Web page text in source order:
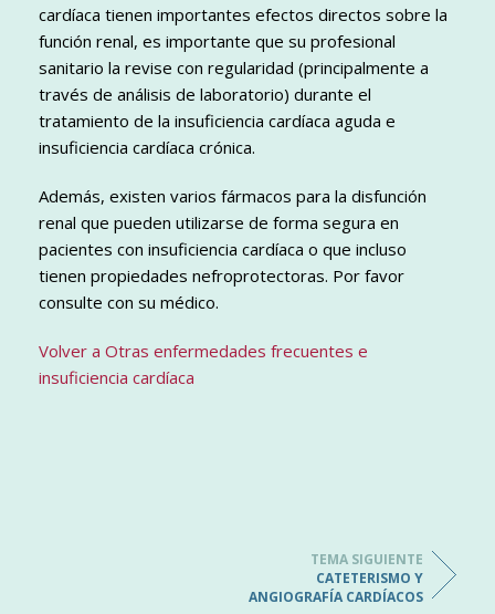
cardíaca tienen importantes efectos directos sobre la
función renal, es importante que su profesional
sanitario la revise con regularidad (principalmente a
través de análisis de laboratorio) durante el
tratamiento de la insuficiencia cardíaca aguda e
insuficiencia cardíaca crónica.
Además, existen varios fármacos para la disfunción
renal que pueden utilizarse de forma segura en
pacientes con insuficiencia cardíaca o que incluso
tienen propiedades nefroprotectoras. Por favor
consulte con su médico.
Volver a Otras enfermedades frecuentes e
insuficiencia cardíaca
TEMA SIGUIENTE
CATETERISMO Y
ANGIOGRAFÍA CARDÍACOS